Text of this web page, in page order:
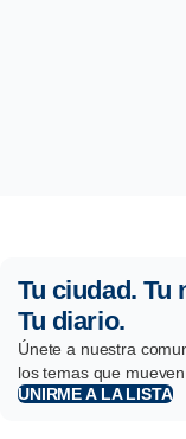
Tu ciudad. Tu
Tu diario.
Únete a nuestra
los temas que
UNIRME A LA LISTA